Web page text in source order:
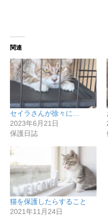
関連
セイラさんが徐々に…
2023年6月21日
保護日誌
猫を保護したらすること
2021年11月24日